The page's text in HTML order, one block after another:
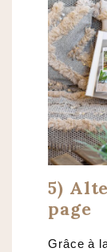
5)
page
Grâce à